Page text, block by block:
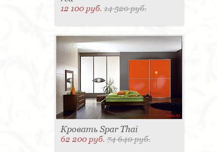
12 100 руб.14 520 руб.
Кровать Spar Thai
62 200 руб.74 640 руб.